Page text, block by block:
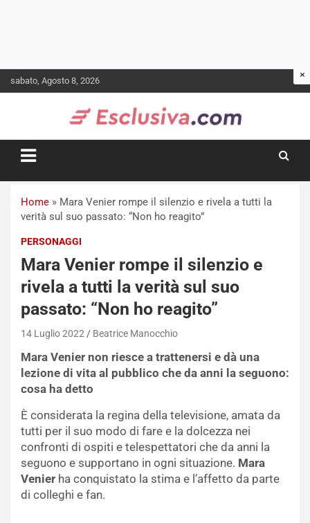
to
sabato, Agosto 8, 2026
Home » Mara Venier rompe il silenzio e rivela a tutti la
verità sul suo passato: “Non ho reagito”
PERSONAGGI
Mara Venier rompe il silenzio e
rivela a tutti la verità sul suo
passato: “Non ho reagito”
14 Luglio 2022 Beatrice Manocchio
Mara Venier non riesce a trattenersi e dà una
lezione di vita al pubblico che da anni la seguono:
cosa ha detto
È considerata la regina della televisione, amata da
tutti per il suo modo di fare e la dolcezza nei
confronti di ospiti e telespettatori che da anni la
seguono e supportano in ogni situazione. Mara
Venier ha conquistato la stima e l’affetto da parte
di colleghi e fan.